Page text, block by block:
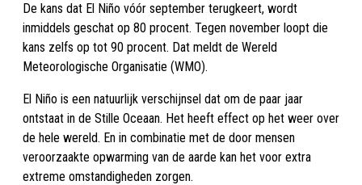
De kans dat El Niño vóór september terugkeert, wordt
inmiddels geschat op 80 procent. Tegen november loopt die
kans zelfs op tot 90 procent. Dat meldt de Wereld
Meteorologische Organisatie (WMO).
El Niño is een natuurlijk verschijnsel dat om de paar jaar
ontstaat in de Stille Oceaan. Het heeft effect op het weer over
de hele wereld. En in combinatie met de door mensen
veroorzaakte opwarming van de aarde kan het voor extra
extreme omstandigheden zorgen.